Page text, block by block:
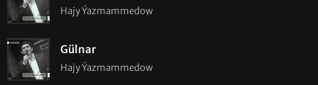
Hajy Ýazmammedow
Gülnar
Hajy Ýazmammedow